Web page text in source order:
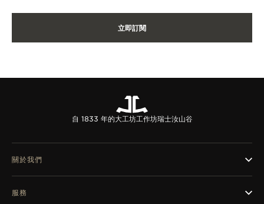
立即訂閱
自 1833 年的大工坊工作坊瑞士汝山谷
關於我們
服務